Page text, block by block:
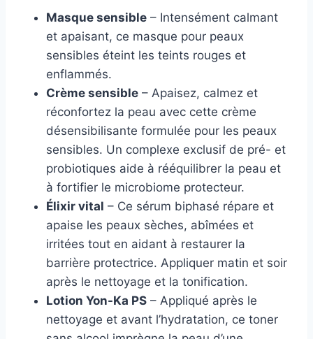
Masque sensible – Intensément calmant
et apaisant, ce masque pour peaux
sensibles éteint les teints rouges et
enflammés.
Crème sensible – Apaisez, calmez et
réconfortez la peau avec cette crème
désensibilisante formulée pour les peaux
sensibles. Un complexe exclusif de pré- et
probiotiques aide à rééquilibrer la peau et
à fortifier le microbiome protecteur.
Élixir vital – Ce sérum biphasé répare et
apaise les peaux sèches, abîmées et
irritées tout en aidant à restaurer la
barrière protectrice. Appliquer matin et soir
après le nettoyage et la tonification.
Lotion Yon-Ka PS – Appliqué après le
nettoyage et avant l’hydratation, ce toner